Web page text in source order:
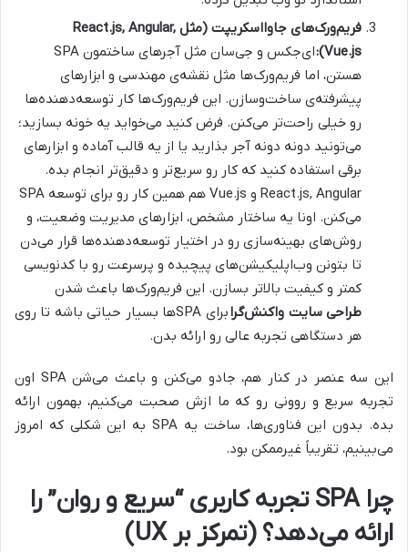
فریم‌ورک‌های جاوااسکریپت (مثل React.js, Angular,
Vue.js):
ای‌جکس و جی‌سان مثل آجرهای ساختمون SPA
هستن، اما فریم‌ورک‌ها مثل نقشه‌ی مهندسی و ابزارهای
پیشرفته‌ی ساخت‌وسازن. این فریم‌ورک‌ها کار توسعه‌دهنده‌ها
رو خیلی راحت‌تر می‌کنن. فرض کنید می‌خواید یه خونه بسازید؛
می‌تونید دونه دونه آجر بذارید یا از یه قالب آماده و ابزارهای
برقی استفاده کنید که کار رو سریع‌تر و دقیق‌تر انجام بده.
React.js, Angular و Vue.js هم همین کار رو برای توسعه SPA
می‌کنن. اونا یه ساختار مشخص، ابزارهای مدیریت وضعیت، و
روش‌های بهینه‌سازی رو در اختیار توسعه‌دهنده‌ها قرار می‌دن
تا بتونن وب‌اپلیکیشن‌های پیچیده و پرسرعت رو با کدنویسی
کمتر و کیفیت بالاتر بسازن. این فریم‌ورک‌ها باعث شدن
طراحی سایت واکنش‌گرا
برای SPAها بسیار حیاتی باشه تا روی
هر دستگاهی تجربه عالی رو ارائه بدن.
این سه عنصر در کنار هم، جادو می‌کنن و باعث می‌شن SPA اون
تجربه سریع و روونی رو که ما ازش صحبت می‌کنیم، بهمون ارائه
بده. بدون این فناوری‌ها، ساخت یه SPA به این شکلی که امروز
می‌بینیم، تقریباً غیرممکن بود.
چرا SPA تجربه کاربری “سریع و روان” را
ارائه می‌دهد؟ (تمرکز بر UX)